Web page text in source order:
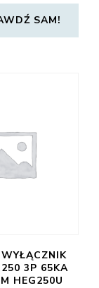
SAM!
3P 65KA
HEG250U